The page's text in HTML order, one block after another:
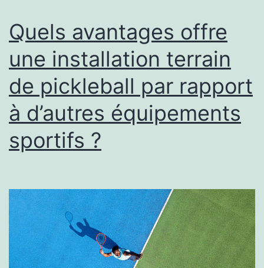
corriger
?
Quels avantages offre
une installation terrain
de pickleball par rapport
à d’autres équipements
sportifs ?